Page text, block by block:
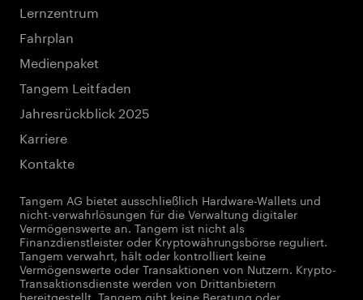
Lernzentrum
Fahrplan
Medienpaket
Tangem Leitfaden
Jahresrückblick 2025
Karriere
Kontakte
Tangem AG bietet ausschließlich Hardware-Wallets und
nicht-verwahrlösungen für die Verwaltung digitaler
Vermögenswerte an. Tangem ist nicht als
Finanzdienstleister oder Kryptowährungsbörse reguliert.
Tangem verwahrt, hält oder kontrolliert keine
Vermögenswerte oder Transaktionen von Nutzern. Krypto-
Transaktionsdienste werden von Drittanbietern
bereitgestellt. Tangem gibt keine Beratung oder